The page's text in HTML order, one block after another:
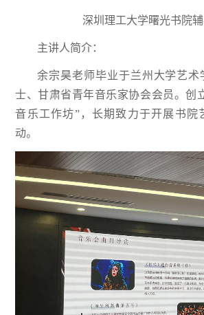
深圳理工大学曙光书院
主讲人简介：
余宗昊老师毕业于兰州大学艺术
士、甘肃省青年音乐家协会会员。创
音乐工作坊”，长期致力于开展书院
动。